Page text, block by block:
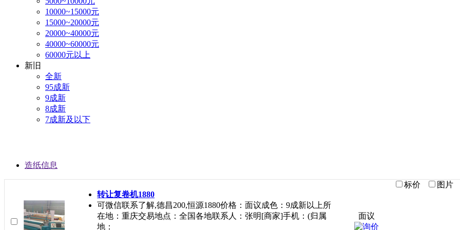
10000~15000元
15000~20000元
20000~40000元
40000~60000元
60000元以上
新旧
全新
95成新
9成新
8成新
7成新及以下
造纸信息
标价
图片
转让复卷机1880
可微信联系了解,德昌200,恒源1880价格：面议成色：9成新以上所
在地：重庆交易地点：全国各地联系人：张明[商家]手机：(归属
地：
面议